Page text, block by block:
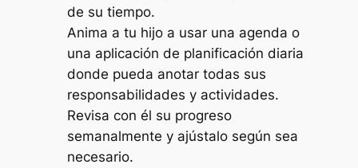
de su tiempo.
Anima a tu hijo a usar una agenda o
una aplicación de planificación diaria
donde pueda anotar todas sus
responsabilidades y actividades.
Revisa con él su progreso
semanalmente y ajústalo según sea
necesario.